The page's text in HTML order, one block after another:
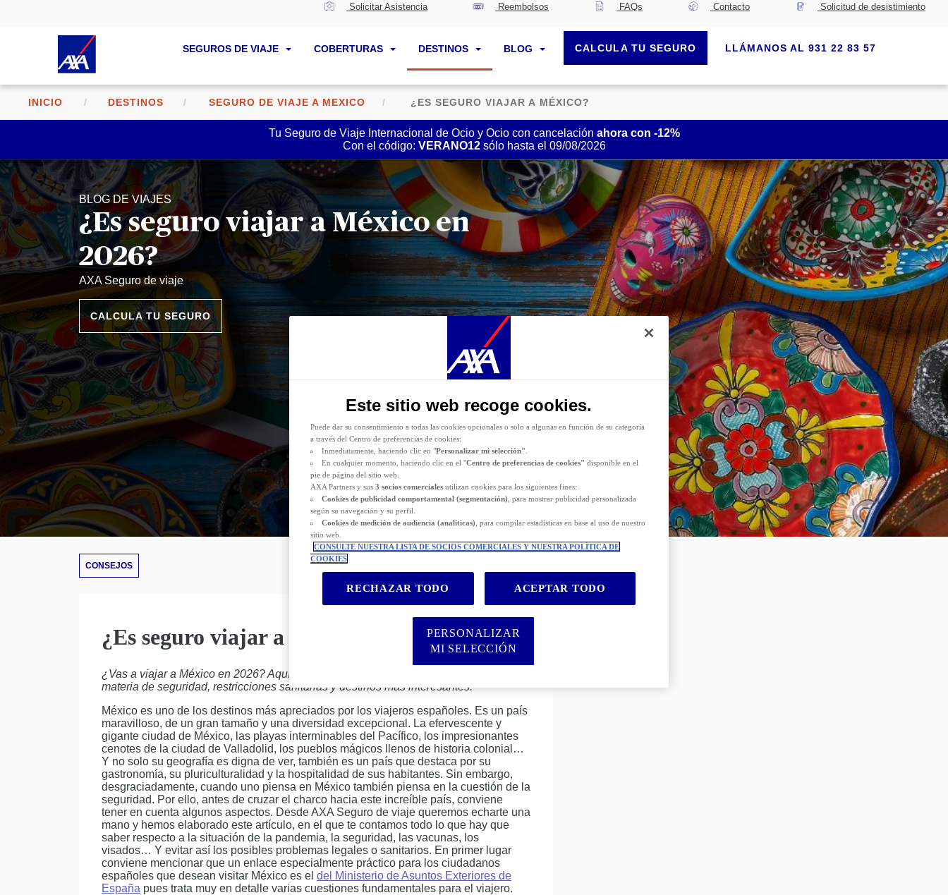
Solicitar Asistencia Reembolsos FAQs Contacto Solicitud de desistimiento
SEGUROS DE VIAJE COBERTURAS DESTINOS BLOG CALCULA TU SEGURO LLÁMANOS AL 931 22 83 57
INICIO DESTINOS SEGURO DE VIAJE A MEXICO ¿ES SEGURO VIAJAR A MÉXICO?
Tu Seguro de Viaje Internacional de Ocio y Ocio con cancelación ahora con -12%
Con el código: VERANO12sólo hasta el 09/08/2026
BLOG DE VIAJES
¿Es seguro viajar a México en
2026?
AXA Seguro de viaje
CALCULA TU SEGURO
CONSEJOS
¿Es seguro viajar a México en 2026?
¿Vas a viajar a México en 2026? Aquí te presentamos todo lo que tienes que saber en
materia de seguridad, restricciones sanitarias y destinos más interesantes.
México es uno de los destinos más apreciados por los viajeros españoles. Es un país
maravilloso, de un gran tamaño y una diversidad excepcional. La efervescente y
gigante ciudad de México, las playas interminables del Pacífico, los impresionantes
cenotes de la ciudad de Valladolid, los pueblos mágicos llenos de historia colonial…
Y no solo su geografía es digna de ver, también es un país que destaca por su
gastronomía, su pluriculturalidad y la hospitalidad de sus habitantes. Sin embargo,
desgraciadamente, cuando uno piensa en México también piensa en la cuestión de la
seguridad. Por ello, antes de cruzar el charco hacia este increíble país, conviene
tener en cuenta algunos aspectos. Desde AXA Seguro de viaje queremos echarte una
mano y hemos elaborado este artículo, en el que te contamos todo lo que hay que
saber respecto a la situación de la pandemia, la seguridad, las vacunas, los
visados… Y evitar así los posibles problemas legales o sanitarios. En primer lugar
conviene mencionar que un enlace especialmente práctico para los ciudadanos
españoles que desean visitar México es el del Ministerio de Asuntos Exteriores de
España pues trata muy en detalle varias cuestiones fundamentales para el viajero.
Este sitio web recoge cookies.
cookies funcionales y técnicas
necesarias). También puede consentir el depósito de cookies opcionales, ya sea por parte de AXA
Partners o de terceros proveedores, para los fines descritos a continuación.
(estrictamente necesarias) se eliminan durante la navegación por el
sitio web. AXA Partners o terceros proveedores pueden depositar cookies opcionales para los fines que
Tiene la posibilidad deaceptaro rechazar el depósito de cookies. Almacenaremos sus preferencias
Puede dar su consentimiento a todas las cookies opcionales o solo a algunas en función de su categoría
a través del Centro de preferencias de cookies:
Inmediatamente, haciendo clic en "Personalizar mi selección"
En cualquier momento, haciendo clic en el "Centro de preferencias de cookies" disponible en el
pie de página del sitio web.
AXA Partners y sus3 socios comerciales utilizan cookies para los siguientes fines:
Cookies de publicidad comportamental (segmentación), para mostrar publicidad personalizada
según su navegación y su perfil.
Cookies de medición de audiencia (analíticas), para compilar estadísticas en base al uso de nuestro
sitio web.
CONSULTE NUESTRA LISTA DE SOCIOS COMERCIALES Y NUESTRA POLÍTICA DE
COOKIES
PERSONALIZAR
MI SELECCIÓN
RECHAZAR TODO ACEPTAR TODO